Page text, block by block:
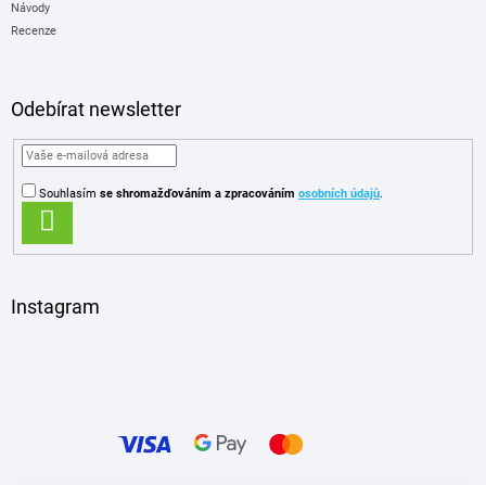
Návody
Recenze
Odebírat newsletter
Souhlasím se shromažďováním a zpracováním osobních údajů.
SE
Instagram